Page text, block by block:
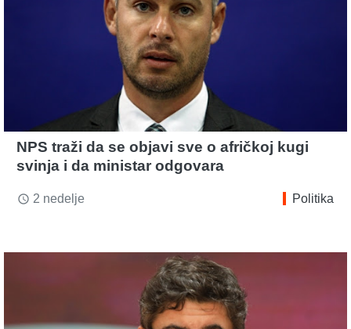
NPS traži da se objavi sve o afričkoj kugi
svinja i da ministar odgovara
access_time 2 nedelje Politika